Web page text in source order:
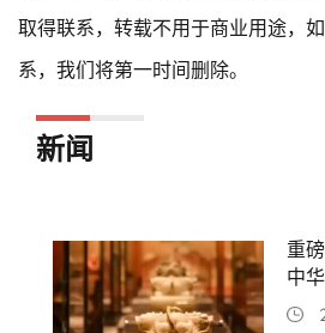
取得联系，转载不用于商业用途，
系，我们将第一时间删除。
新闻
重
中